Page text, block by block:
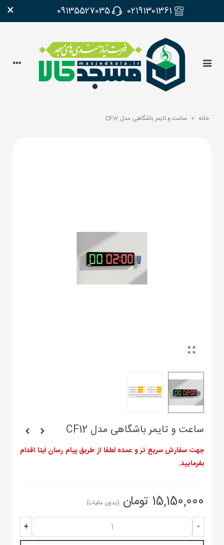
02191301361
09135527035
×
خانه > ساعت و تایمر باشگاهی مدل CF12
ساعت و تایمر باشگاهی مدل CF12
جهت سفارش سریع تر و عمده لطفا از طریق پیام رسان ایتا اقدام
بفرمایید.
15,150,000 تومان (بدون مالیات)
-
+